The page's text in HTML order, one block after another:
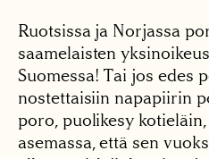
Ruotsissa ja Norjassa
saamelaisten
Suomessa! Tai jos edes
nostettaisiin napapiirin
poro, puolikesy
asemassa, että sen